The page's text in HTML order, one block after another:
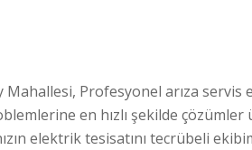
Mahallesi, Profesyonel arıza
en hızlı şekilde
elektrik tesisatını tecrübeli